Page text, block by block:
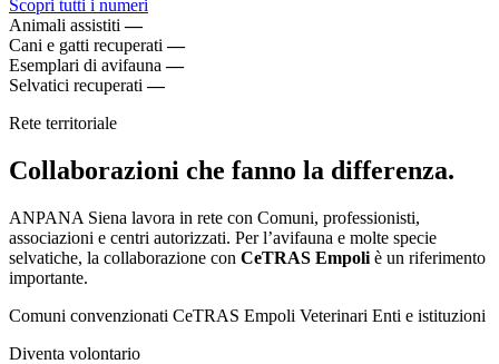
Scopri tutti i numeri
Animali assistiti —
Cani e gatti recuperati —
Esemplari di avifauna —
Selvatici recuperati —
Rete territoriale
Collaborazioni che fanno la differenza.
ANPANA Siena lavora in rete con Comuni, professionisti,
associazioni e centri autorizzati. Per l’avifauna e molte specie
selvatiche, la collaborazione con CeTRAS Empoli è un riferimento
importante.
Comuni convenzionati CeTRAS Empoli Veterinari Enti e istituzioni
Diventa volontario